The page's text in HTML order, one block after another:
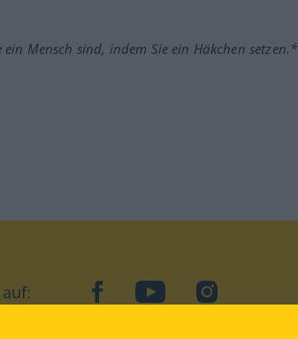
ein Mensch sind, indem Sie ein Häkchen setzen.*
facebookYouTubeInstagram